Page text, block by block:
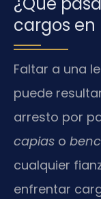
cargos en
Faltar a una
puede
arresto por
capias o
cualquier
enfrentar